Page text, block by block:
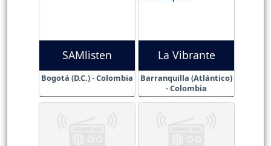
SAMlisten
Bogotá (D.C.) - Colombia
La Vibrante
Barranquilla (Atlántico)
- Colombia